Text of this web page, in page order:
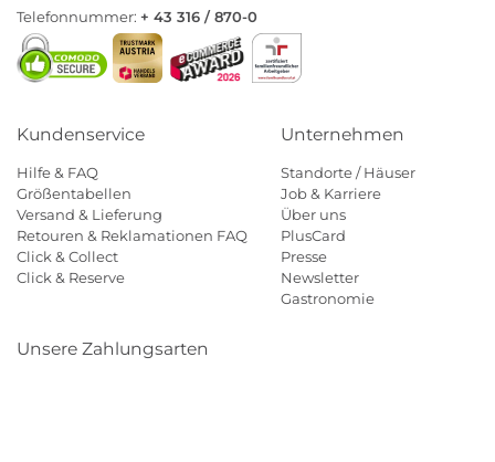
Telefonnummer: + 43 316 / 870-0
Kundenservice
Hilfe & FAQ
Größentabellen
Versand & Lieferung
Retouren & Reklamationen FAQ
Click & Collect
Click & Reserve
Unternehmen
Standorte / Häuser
Job & Karriere
Über uns
PlusCard
Presse
Newsletter
Gastronomie
Unsere Zahlungsarten